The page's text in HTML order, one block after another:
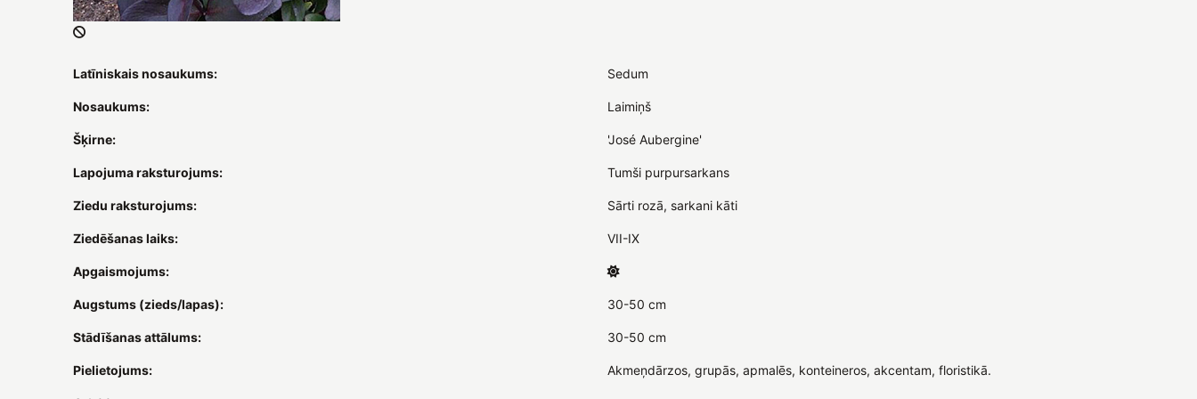
Latīniskais nosaukums: Sedum
Nosaukums: Laimiņš
Šķirne: 'José Aubergine'
Lapojuma raksturojums: Tumši purpursarkans
Ziedu raksturojums: Sārti rozā, sarkani kāti
Ziedēšanas laiks: VII-IX
Apgaismojums:
Augstums (zieds/lapas): 30-50 cm
Stādīšanas attālums: 30-50 cm
Pielietojums: Akmeņdārzos, grupās, apmalēs, konteineros, akcentam, floristikā.